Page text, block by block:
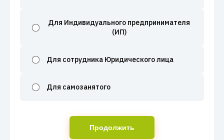
Для Индивидуального предпринимателя
(ИП)
Для сотрудника Юридического лица
Для самозанятого
Продолжить